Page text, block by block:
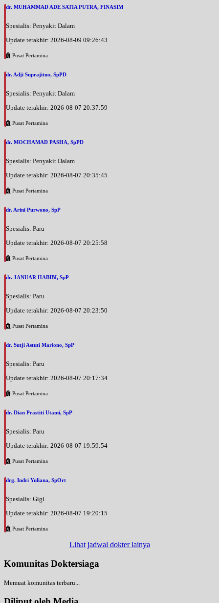
dr. MUHAMMAD ADE SATIA PUTRA, FINASIM
Spesialis: Penyakit Dalam
Update terakhir: 2026-08-09 09:26:43
Pusat Pertamina
dr. Adji Suprajitno, SpPD
Spesialis: Penyakit Dalam
Update terakhir: 2026-08-07 20:37:59
Pusat Pertamina
dr. MOCHAMAD PASHA, SpPD
Spesialis: Penyakit Dalam
Update terakhir: 2026-08-07 20:35:45
Pusat Pertamina
dr. Arini Purwono, SpP
Spesialis: Paru
Update terakhir: 2026-08-07 20:25:58
Pusat Pertamina
dr. JANUAR HABIBI, SpP
Spesialis: Paru
Update terakhir: 2026-08-07 20:23:50
Pusat Pertamina
dr. Sutji Astuti Mariono, SpP
Spesialis: Paru
Update terakhir: 2026-08-07 20:17:34
Pusat Pertamina
dr. Dian Prastiti Utami, SpP
Spesialis: Paru
Update terakhir: 2026-08-07 19:59:54
Pusat Pertamina
drg. Indri Yuliana, SpOrt
Spesialis: Gigi
Update terakhir: 2026-08-07 19:20:15
Pusat Pertamina
Lihat jadwal dokter lainya
Komunitas Doktersiaga
Memuat komunitas terbaru...